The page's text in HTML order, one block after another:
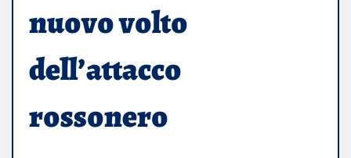
nuovo volto
dell’attacco
rossonero